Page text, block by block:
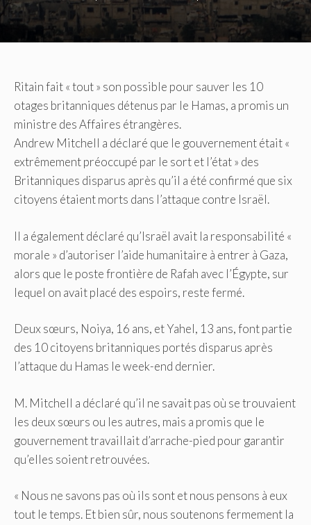
Ritain fait « tout » son possible pour sauver les 10
otages britanniques détenus par le Hamas, a promis un
ministre des Affaires étrangères.
Andrew Mitchell a déclaré que le gouvernement était «
extrêmement préoccupé par le sort et l’état » des
Britanniques disparus après qu’il a été confirmé que six
citoyens étaient morts dans l’attaque contre Israël.
Il a également déclaré qu’Israël avait la responsabilité «
morale » d’autoriser l’aide humanitaire à entrer à Gaza,
alors que le poste frontière de Rafah avec l’Égypte, sur
lequel on avait placé des espoirs, reste fermé.
Deux sœurs, Noiya, 16 ans, et Yahel, 13 ans, font partie
des 10 citoyens britanniques portés disparus après
l’attaque du Hamas le week-end dernier.
M. Mitchell a déclaré qu’il ne savait pas où se trouvaient
les deux sœurs ou les autres, mais a promis que le
gouvernement travaillait d’arrache-pied pour garantir
qu’elles soient retrouvées.
« Nous ne savons pas où ils sont et nous pensons à eux
tout le temps. Et bien sûr, nous soutenons fermement la